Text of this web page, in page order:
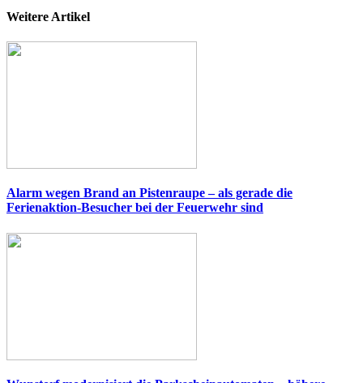
Weitere Artikel
Alarm wegen Brand an Pistenraupe – als gerade die
Ferienaktion-Besucher bei der Feuerwehr sind